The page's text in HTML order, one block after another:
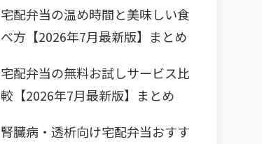
宅配弁当の温め時間と美味しい食
べ方【2026年7月最新版】まとめ
宅配弁当の無料お試しサービス比
較【2026年7月最新版】まとめ
腎臓病・透析向け宅配弁当おすす